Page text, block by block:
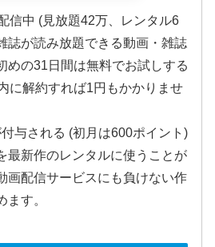
信中 (見放題42万、レンタル6
誌が読み放題できる動画・雑誌
めの31日間は無料でお試しする
に解約すれば1円もかかりませ
与される (初月は600ポイント)
最新作のレンタルに使うことが
画配信サービスにも負けない作
ます。